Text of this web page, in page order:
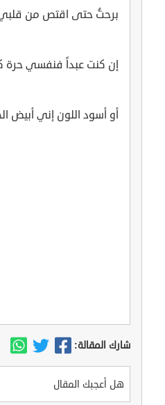
برحتُ حتى اقتص من
إن كنت عبداً فنفسي حرة
أو أسود اللون إني أبيض
شارك المقالة:
هل أعجبك المقال